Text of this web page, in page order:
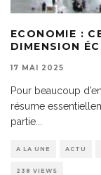
ECONOMIE :
DIMENSION
17 MAI 2025
Pour beaucoup
résume
partie
A LA UNE ACTU
238 VIEWS